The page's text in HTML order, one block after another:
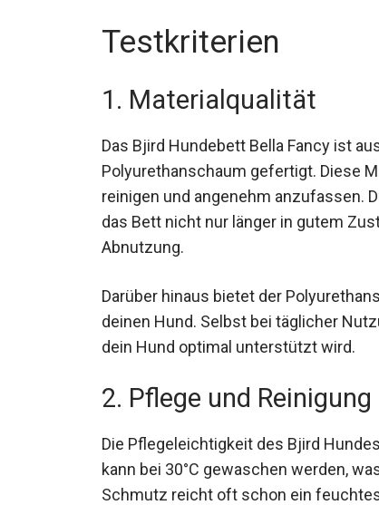
Testkriterien
1. Materialqualität
Das Bjird Hundebett Bella Fancy ist
Polyurethanschaum gefertigt. Diese
reinigen und angenehm anzufassen.
das Bett nicht nur länger in gutem
Abnutzung.
Darüber hinaus bietet der
deinen Hund. Selbst bei täglicher
dein Hund optimal unterstützt wird.
2. Pflege und Reinigung
Die Pflegeleichtigkeit des Bjird
kann bei 30°C gewaschen werden,
Schmutz reicht oft schon ein